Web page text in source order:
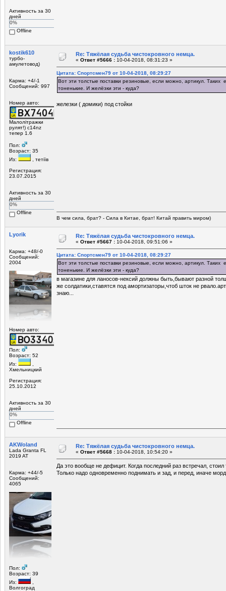
Активность за 30
дней
0%
Offline
kostik610
турбо-
амулетовод)
Карма: +4/-1
Сообщений: 997
Номер авто:
Малолітражки
рулят!) c14nz
тепер 1.6
Пол:
Возраст: 35
Из:
, тетіїв
Регистрация:
23.07.2015
Активность за 30
дней
0%
Offline
Re: Тяжёлая судьба чистокровного немца.
« Ответ #5666 : 10-04-2018, 08:31:23 »
Цитата: Спортсмен79 от 10-04-2018, 08:29:27
Вот эти толстые поставки резиновые, если можно, артикул.
тоненькие. И желёзки эти - куда?
железки ( домики) под стойки
В чем сила, брат? - Сила в Китае, брат! Китай править миром)
Lyorik
Карма: +48/-0
Сообщений:
2004
Номер авто:
Пол:
Возраст: 52
Из:
,
Хмельницкий
Регистрация:
25.10.2012
Активность за 30
дней
0%
Offline
Re: Тяжёлая судьба чистокровного немца.
« Ответ #5667 : 10-04-2018, 09:51:06 »
Цитата: Спортсмен79 от 10-04-2018, 08:29:27
Вот эти толстые поставки резиновые, если можно, артикул.
тоненькие. И желёзки эти - куда?
в магазине для ланосов-нексий должны быть,бывают разной
же солдатики,ставятся под амортизаторы,чтоб шток не
знаю...
AKWoland
Lada Granta FL
2019 AT
Карма: +44/-5
Сообщений:
4065
Пол:
Возраст: 39
Из:
Волгоград
Re: Тяжёлая судьба чистокровного немца.
« Ответ #5668 : 10-04-2018, 10:54:20 »
Да это вообще не дефицит. Когда последний раз встречал, стоил
Только надо одновременно поднимать и зад, и перед, иначе